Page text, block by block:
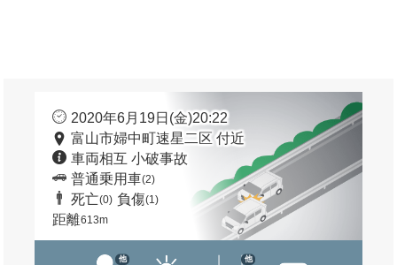
2020年6月19日(金)20:22
富山市婦中町速星二区 付近
車両相互 小破事故
普通乗用車(2)
死亡(0) 負傷(1)
距離613m
他 他